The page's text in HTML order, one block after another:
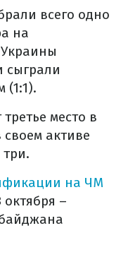
всего одно
на
сыграли
(1:1).
место в
активе
на ЧМ
–